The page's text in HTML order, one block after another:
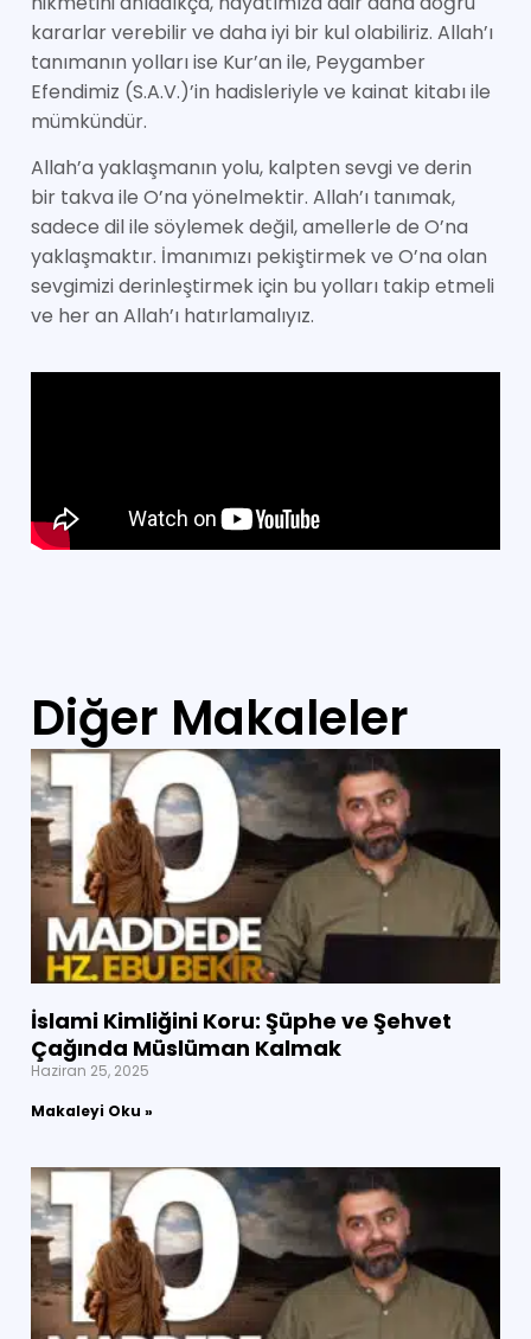
kararlar verebilir ve daha iyi bir kul olabiliriz. Allah’ı
tanımanın yolları ise Kur’an ile, Peygamber
Efendimiz (S.A.V.)’in hadisleriyle ve kainat kitabı ile
mümkündür.
Allah’a yaklaşmanın yolu, kalpten sevgi ve derin
bir takva ile O’na yönelmektir. Allah’ı tanımak,
sadece dil ile söylemek değil, amellerle de O’na
yaklaşmaktır. İmanımızı pekiştirmek ve O’na olan
sevgimizi derinleştirmek için bu yolları takip etmeli
ve her an Allah’ı hatırlamalıyız.
Diğer Makaleler
İslami Kimliğini Koru: Şüphe ve Şehvet
Çağında Müslüman Kalmak
Haziran 25, 2025
Makaleyi Oku »